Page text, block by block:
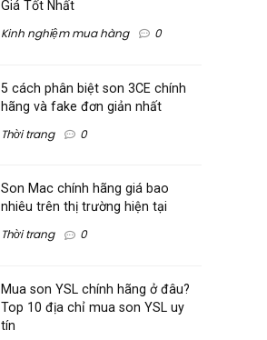
Giá Tốt Nhất
Kinh nghiệm mua hàng 0
5 cách phân biệt son 3CE chính
hãng và fake đơn giản nhất
Thời trang 0
Son Mac chính hãng giá bao
nhiêu trên thị trường hiện tại
Thời trang 0
Mua son YSL chính hãng ở đâu?
Top 10 địa chỉ mua son YSL uy
tín